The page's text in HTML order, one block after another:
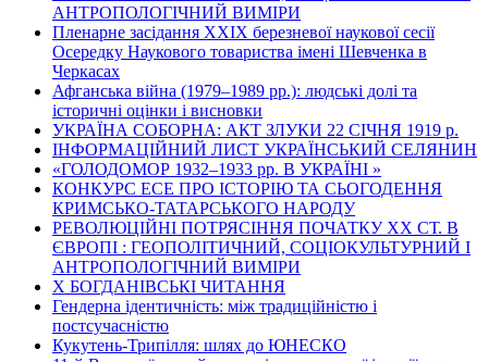
АНТРОПОЛОГІЧНИЙ ВИМІРИ
Пленарне засідання ХХІХ березневої наукової сесії
Осередку Наукового товариства імені Шевченка в
Черкасах
Афганська війна (1979–1989 рр.): людські долі та
історичні оцінки і висновки
УКРАЇНА СОБОРНА: АКТ ЗЛУКИ 22 СІЧНЯ 1919 р.
ІНФОРМАЦІЙНИЙ ЛИСТ УКРАЇНСЬКИЙ СЕЛЯНИН
«ГОЛОДОМОР 1932–1933 рр. В УКРАЇНІ »
КОНКУРС ЕСЕ ПРО ІСТОРІЮ ТА СЬОГОДЕННЯ
КРИМСЬКО-ТАТАРСЬКОГО НАРОДУ
РЕВОЛЮЦІЙНІ ПОТРЯСІННЯ ПОЧАТКУ ХХ СТ. В
ЄВРОПІ : ГЕОПОЛІТИЧНИЙ, СОЦІОКУЛЬТУРНИЙ І
АНТРОПОЛОГІЧНИЙ ВИМІРИ
Х БОГДАНІВСЬКІ ЧИТАННЯ
Гендерна ідентичність: між традиційністю і
постсучасністю
Кукутень-Трипілля: шлях до ЮНЕСКО